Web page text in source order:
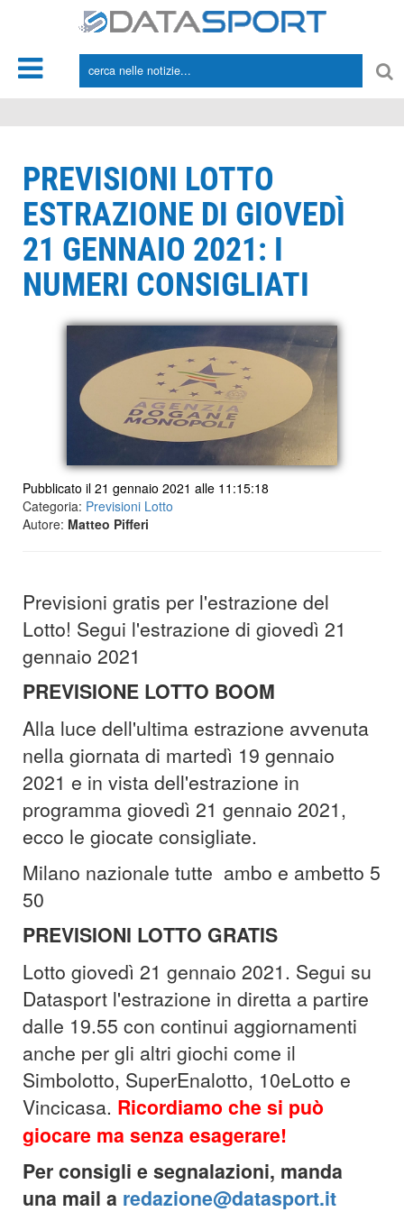
PREVISIONI LOTTO
ESTRAZIONE DI GIOVEDÌ
21 GENNAIO 2021: I
NUMERI CONSIGLIATI
Pubblicato il 21 gennaio 2021 alle 11:15:18
Categoria: Previsioni Lotto
Autore: Matteo Pifferi
Previsioni gratis per l'estrazione del
Lotto! Segui l'estrazione di giovedì 21
gennaio 2021
PREVISIONE LOTTO BOOM
Alla luce dell'ultima estrazione avvenuta
nella giornata di martedì 19 gennaio
2021 e in vista dell'estrazione in
programma giovedì 21 gennaio 2021,
ecco le giocate consigliate.
Milano nazionale tutte ambo e ambetto 5
50
PREVISIONI LOTTO GRATIS
Lotto giovedì 21 gennaio 2021. Segui su
Datasport l'estrazione in diretta a partire
dalle 19.55 con continui aggiornamenti
anche per gli altri giochi come il
Simbolotto, SuperEnalotto, 10eLotto e
Vincicasa. Ricordiamo che si può
giocare ma senza esagerare!
Per consigli e segnalazioni, manda
una mail a redazione@datasport.it